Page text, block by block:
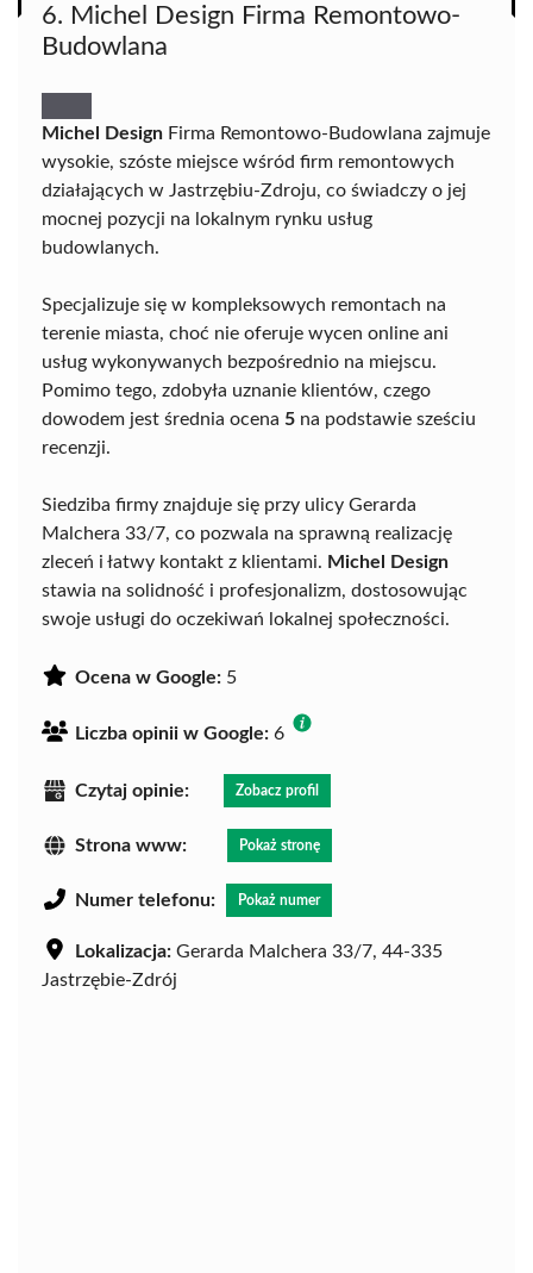
6. Michel Design Firma Remontowo-
Budowlana
Michel Design Firma Remontowo-Budowlana zajmuje
wysokie, szóste miejsce wśród firm remontowych
działających w Jastrzębiu-Zdroju, co świadczy o jej
mocnej pozycji na lokalnym rynku usług
budowlanych.
Specjalizuje się w kompleksowych remontach na
terenie miasta, choć nie oferuje wycen online ani
usług wykonywanych bezpośrednio na miejscu.
Pomimo tego, zdobyła uznanie klientów, czego
dowodem jest średnia ocena 5 na podstawie sześciu
recenzji.
Siedziba firmy znajduje się przy ulicy Gerarda
Malchera 33/7, co pozwala na sprawną realizację
zleceń i łatwy kontakt z klientami. Michel Design
stawia na solidność i profesjonalizm, dostosowując
swoje usługi do oczekiwań lokalnej społeczności.
Ocena w Google: 5
Liczba opinii w Google: 6
Czytaj opinie: Zobacz profil
Strona www: Pokaż stronę
Numer telefonu: Pokaż numer
Lokalizacja: Gerarda Malchera 33/7, 44-335
Jastrzębie-Zdrój